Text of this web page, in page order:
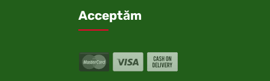
Acceptăm